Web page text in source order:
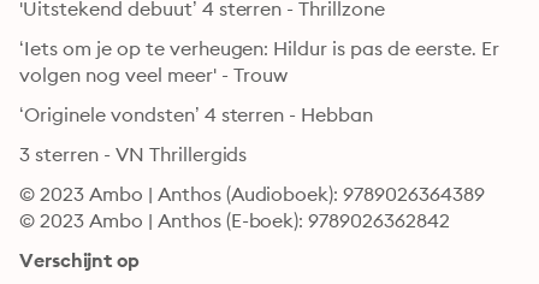
'Uitstekend debuut’ 4 sterren - Thrillzone
‘Iets om je op te verheugen: Hildur is pas de eerste. Er
volgen nog veel meer' - Trouw
‘Originele vondsten’ 4 sterren - Hebban
3 sterren - VN Thrillergids
© 2023 Ambo | Anthos (Audioboek): 9789026364389
© 2023 Ambo | Anthos (E-boek): 9789026362842
Verschijnt op